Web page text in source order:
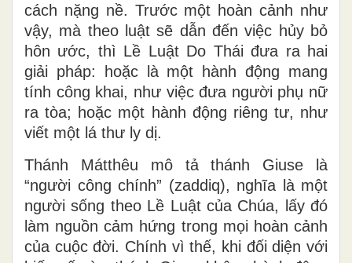
cách nặng nề. Trước một hoàn cảnh như
vậy, mà theo luật sẽ dẫn đến việc hủy bỏ
hôn ước, thì Lề Luật Do Thái đưa ra hai
giải pháp: hoặc là một hành động mang
tính công khai, như việc đưa người phụ nữ
ra tòa; hoặc một hành động riêng tư, như
viết một lá thư ly dị.
Thánh Mátthêu mô tả thánh Giuse là
“người công chính” (zaddiq), nghĩa là một
người sống theo Lề Luật của Chúa, lấy đó
làm nguồn cảm hứng trong mọi hoàn cảnh
của cuộc đời. Chính vì thế, khi đối diện với